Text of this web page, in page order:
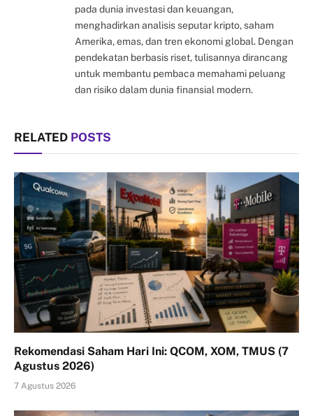
pada dunia investasi dan keuangan,
menghadirkan analisis seputar kripto, saham
Amerika, emas, dan tren ekonomi global. Dengan
pendekatan berbasis riset, tulisannya dirancang
untuk membantu pembaca memahami peluang
dan risiko dalam dunia finansial modern.
RELATED POSTS
Rekomendasi Saham Hari Ini: QCOM, XOM, TMUS (7
Agustus 2026)
7 Agustus 2026